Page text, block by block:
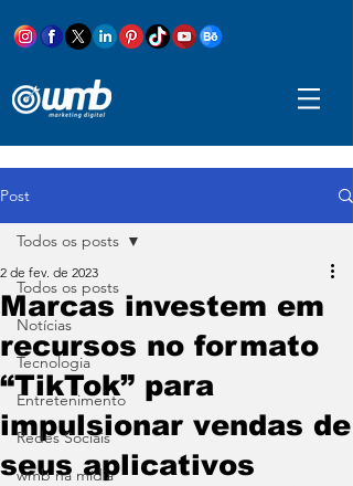
Post
Todos os posts
Notícias
Tecnologia
Entretenimento
Redes Sociais
wmb na mídia
Todos os posts
Marcas investem em
recursos no formato
“TikTok” para
impulsionar vendas de
seus aplicativos
2 de fev. de 2023